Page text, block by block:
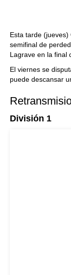
Esta tarde
semifinal de
Lagrave en la final
El viernes se
puede descansar
División 1